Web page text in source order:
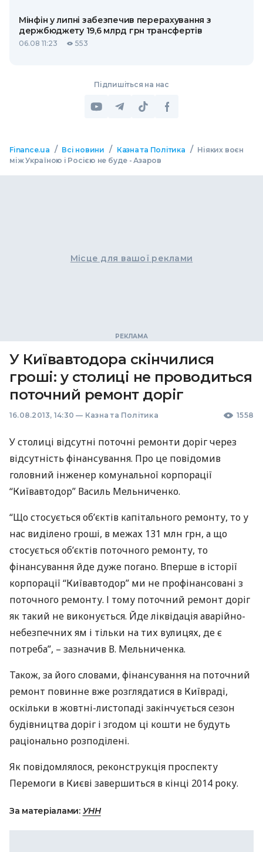
Мінфін у липні забезпечив перерахування з
держбюджету 19,6 млрд грн трансфертів
06.08 11:23 553
Підпишіться на нас
Finance.ua / Всі новини / Казна та Політика / Ніяких воєн
між Україною і Росією не буде - Азаров
Місце для вашої реклами
У Київавтодора скінчилися
гроші: у столиці не проводиться
поточний ремонт доріг
16.08.2013, 14:30 — Казна та Політика 1558
У столиці відсутні поточні ремонти доріг через
відсутність фінансування. Про це повідомив
головний інженер комунальної корпорації
“Київавтодор” Василь Мельниченко.
“Що стосується об’єктів капітального ремонту, то у
нас виділено гроші, в межах 131 млн грн, а що
стосується об’єктів поточного ремонту, то
фінансування йде дуже погано. Вперше в історії
корпорації “Київавтодор” ми не профінансовані з
поточного ремонту. І тому поточний ремонт доріг
як такий не виконується. Йде ліквідація аварійно-
небезпечних ям і тільки на тих вулицях, де є
потреба”, – зазначив В. Мельниченка.
Також, за його словами, фінансування на поточний
ремонт повинне вже розглядатися в Київраді,
оскільки в жовтні-листопаді закінчується сезон
будівництва доріг і згодом ці кошти не будуть
раціонально розподілені.
Як повідомлялося, реконструкція проспекту
Перемоги в Києві завершиться в кінці 2014 року.
За матеріалами: УНН